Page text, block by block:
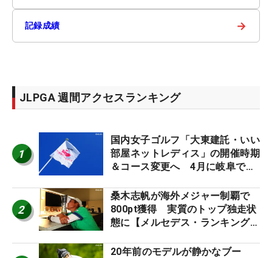
記録成績 →
JLPGA 週間アクセスランキング
1
国内女子ゴルフ「大東建託・いい
部屋ネットレディス」の開催時期
＆コース変更へ 4月に岐阜で開
2
桑木志帆が海外メジャー制覇で
800pt獲得 実質のトップ独走状
態に【メルセデス・ランキング番
20年前のモデルが静かなブー